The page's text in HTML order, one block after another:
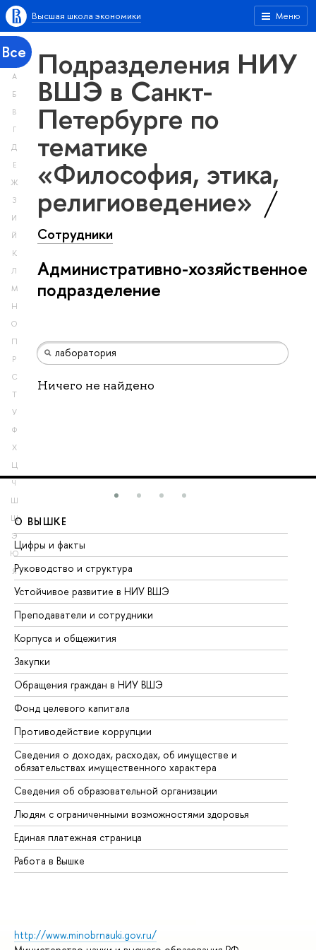
Меню
Высшая школа экономики
Все
А
Б
В
Г
Д
Е
Ж
З
И
Й
К
Л
М
Н
О
П
Р
С
Т
У
Ф
Х
Ц
Ч
Ш
Щ
Э
Ю
Я
Подразделения НИУ
ВШЭ в Санкт-
Петербурге по
тематике
«Философия, этика,
религиоведение»
Сотрудники
Административно-хозяйственное
подразделение
Ничего не найдено
О ВЫШКЕ
Цифры и факты
Руководство и структура
Устойчивое развитие в НИУ ВШЭ
Преподаватели и сотрудники
Корпуса и общежития
Закупки
Обращения граждан в НИУ ВШЭ
Фонд целевого капитала
Противодействие коррупции
Сведения о доходах, расходах, об имуществе и
обязательствах имущественного характера
Сведения об образовательной организации
Людям с ограниченными возможностями здоровья
Единая платежная страница
Работа в Вышке
http://www.minobrnauki.gov.ru/